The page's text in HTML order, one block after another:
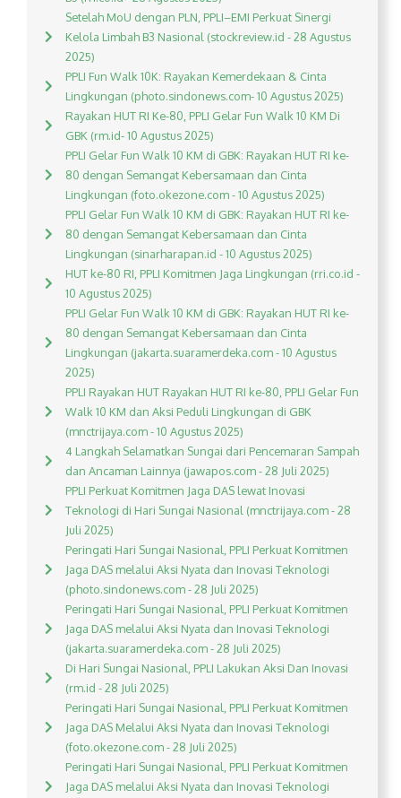
Setelah MoU dengan PLN, PPLI–EMI Perkuat Sinergi
Kelola Limbah B3 Nasional (stockreview.id - 28 Agustus
2025)
PPLI Fun Walk 10K: Rayakan Kemerdekaan & Cinta
Lingkungan (photo.sindonews.com- 10 Agustus 2025)
Rayakan HUT RI Ke-80, PPLI Gelar Fun Walk 10 KM Di
GBK (rm.id- 10 Agustus 2025)
PPLI Gelar Fun Walk 10 KM di GBK: Rayakan HUT RI ke-
80 dengan Semangat Kebersamaan dan Cinta
Lingkungan (foto.okezone.com - 10 Agustus 2025)
PPLI Gelar Fun Walk 10 KM di GBK: Rayakan HUT RI ke-
80 dengan Semangat Kebersamaan dan Cinta
Lingkungan (sinarharapan.id - 10 Agustus 2025)
HUT ke-80 RI, PPLI Komitmen Jaga Lingkungan (rri.co.id -
10 Agustus 2025)
PPLI Gelar Fun Walk 10 KM di GBK: Rayakan HUT RI ke-
80 dengan Semangat Kebersamaan dan Cinta
Lingkungan (jakarta.suaramerdeka.com - 10 Agustus
2025)
PPLI Rayakan HUT Rayakan HUT RI ke-80, PPLI Gelar Fun
Walk 10 KM dan Aksi Peduli Lingkungan di GBK
(mnctrijaya.com - 10 Agustus 2025)
4 Langkah Selamatkan Sungai dari Pencemaran Sampah
dan Ancaman Lainnya (jawapos.com - 28 Juli 2025)
PPLI Perkuat Komitmen Jaga DAS lewat Inovasi
Teknologi di Hari Sungai Nasional (mnctrijaya.com - 28
Juli 2025)
Peringati Hari Sungai Nasional, PPLI Perkuat Komitmen
Jaga DAS melalui Aksi Nyata dan Inovasi Teknologi
(photo.sindonews.com - 28 Juli 2025)
Peringati Hari Sungai Nasional, PPLI Perkuat Komitmen
Jaga DAS melalui Aksi Nyata dan Inovasi Teknologi
(jakarta.suaramerdeka.com - 28 Juli 2025)
Di Hari Sungai Nasional, PPLI Lakukan Aksi Dan Inovasi
(rm.id - 28 Juli 2025)
Peringati Hari Sungai Nasional, PPLI Perkuat Komitmen
Jaga DAS Melalui Aksi Nyata dan Inovasi Teknologi
(foto.okezone.com - 28 Juli 2025)
Peringati Hari Sungai Nasional, PPLI Perkuat Komitmen
Jaga DAS melalui Aksi Nyata dan Inovasi Teknologi